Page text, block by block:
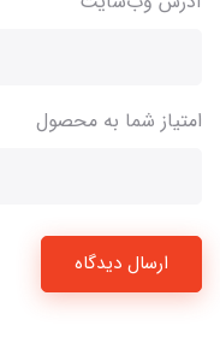
امتیاز شما به محصول
ارسال دیدگاه